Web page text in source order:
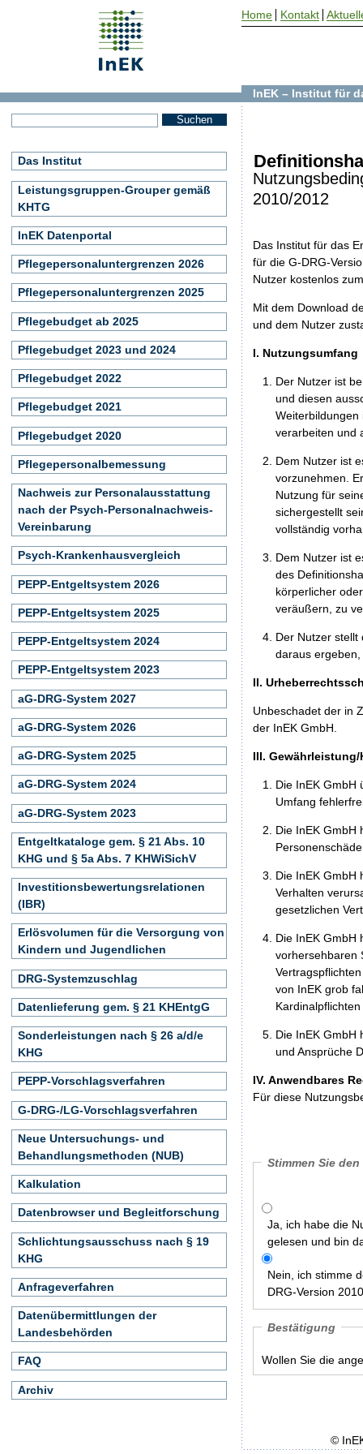
2010/2012
Das Institut für das
für die G-DRG-
Nutzer kostenlos
Mit dem Download
und dem Nutzer
I. Nutzungsumfang
Der Nutzer ist
und diesen
verarbeiten und
Dem Nutzer ist
vorzunehmen.
Nutzung für
sichergestellt
vollständig
Dem Nutzer ist
des
körperlicher
veräußern, zu
Der Nutzer stellt
daraus
II.
Unbeschadet der in
der InEK GmbH.
III.
Die InEK GmbH
Umfang
Die InEK GmbH
Die InEK GmbH
Verhalten
gesetzlichen
Die InEK GmbH
vorhersehbaren
von InEK grob
Die InEK GmbH
und Ansprüche
IV. Anwendbares
Für diese
Stimmen Sie
Ja, ich habe die
gelesen und bin
Nein, ich stimme
DRG-Version
Bestätigung
Wollen Sie die
InEK – Institut für
Das Institut
Leistungsgruppen-Grouper gemäß
KHTG
InEK Datenportal
Pflegepersonaluntergrenzen 2026
Pflegepersonaluntergrenzen 2025
Pflegebudget ab 2025
Pflegebudget 2023 und 2024
Pflegebudget 2022
Pflegebudget 2021
Pflegebudget 2020
Pflegepersonalbemessung
Nachweis zur Personalausstattung
nach der Psych-Personalnachweis-
Vereinbarung
Psych-Krankenhausvergleich
PEPP-Entgeltsystem 2026
PEPP-Entgeltsystem 2025
PEPP-Entgeltsystem 2024
PEPP-Entgeltsystem 2023
aG-DRG-System 2027
aG-DRG-System 2026
aG-DRG-System 2025
aG-DRG-System 2024
aG-DRG-System 2023
Entgeltkataloge gem. § 21 Abs. 10
KHG und § 5a Abs. 7 KHWiSichV
Investitionsbewertungsrelationen
(IBR)
Erlösvolumen für die Versorgung von
Kindern und Jugendlichen
DRG-Systemzuschlag
Datenlieferung gem. § 21 KHEntgG
Sonderleistungen nach § 26 a/d/e
KHG
PEPP-Vorschlagsverfahren
G-DRG-/LG-Vorschlagsverfahren
Neue Untersuchungs- und
Behandlungsmethoden (NUB)
Kalkulation
Datenbrowser und Begleitforschung
Schlichtungsausschuss nach § 19
KHG
Anfrageverfahren
Datenübermittlungen der
Landesbehörden
FAQ
Archiv
Home Kontakt
©